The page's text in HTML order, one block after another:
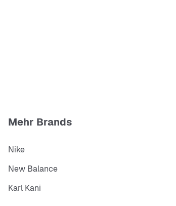
Mehr Brands
Nike
New Balance
Karl Kani